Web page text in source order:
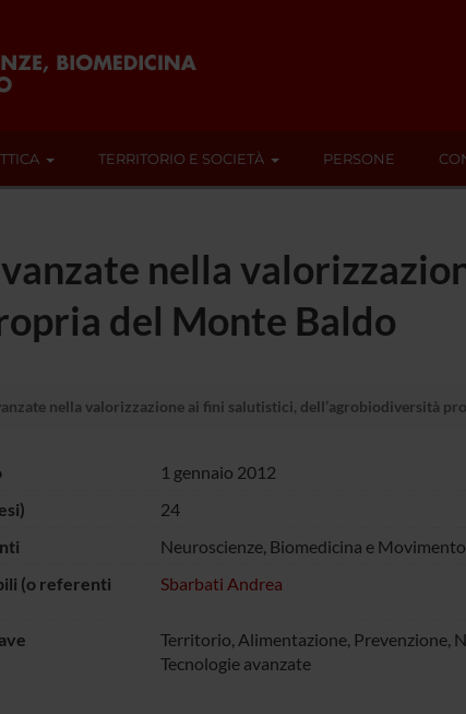
TERRITORIO E SOCIETÀ PERSONE
nella
del Monte Baldo
nella valorizzazione ai fini salutistici, dell’agrobiodiversità
1 gennaio 2012
24
Neuroscienze, Biomedicina e Movimento
(o referenti
Sbarbati Andrea
Territorio, Alimentazione, Prevenzione,
Tecnologie avanzate